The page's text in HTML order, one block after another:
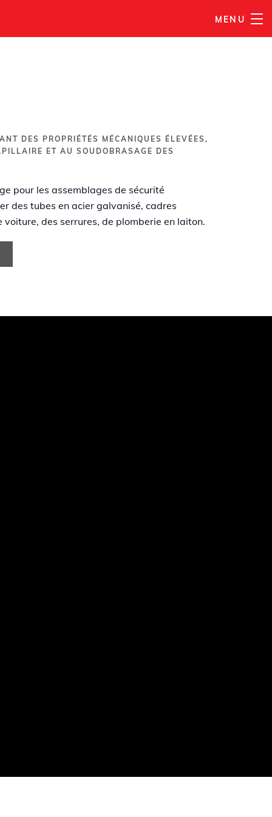
MENU
DES PROPRIÉTÉS MÉCANIQUES ÉLEVÉES,
ET AU SOUDOBRASAGE DES
pour les assemblages de sécurité
des tubes en acier galvanisé, cadres
des serrures, de plomberie en laiton.